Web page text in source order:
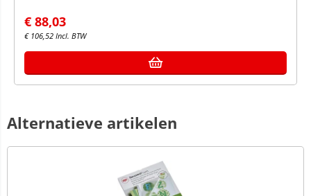
€ 88,03
€ 106,52 Incl. BTW
Alternatieve artikelen